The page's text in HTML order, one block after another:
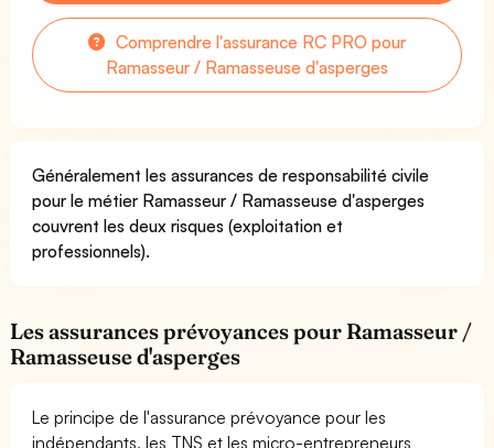
Comprendre l'assurance RC PRO pour
Ramasseur / Ramasseuse d'asperges
Généralement les assurances de responsabilité civile
pour le métier Ramasseur / Ramasseuse d'asperges
couvrent les deux risques (exploitation et
professionnels).
Les assurances prévoyances pour Ramasseur /
Ramasseuse d'asperges
Le principe de l'assurance prévoyance pour les
indépendants, les TNS et les micro-entrepreneurs